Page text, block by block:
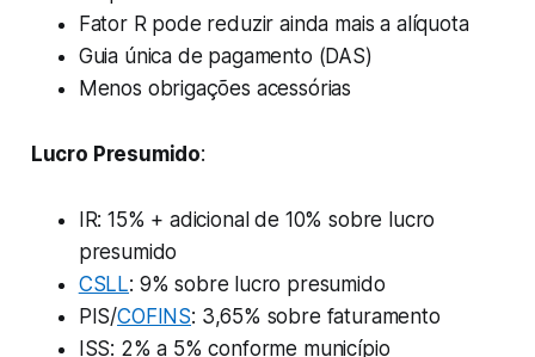
Fator R pode reduzir ainda mais a alíquota
Guia única de pagamento (DAS)
Menos obrigações acessórias
Lucro Presumido:
IR: 15% + adicional de 10% sobre lucro
presumido
CSLL: 9% sobre lucro presumido
PIS/COFINS: 3,65% sobre faturamento
ISS: 2% a 5% conforme município